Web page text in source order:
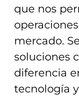
que nos
mercado.
soluciones
diferencia
tecnología